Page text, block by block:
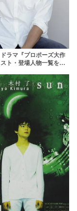
ドラマ『プロポーズ大作
ト・登場人物一覧を紹